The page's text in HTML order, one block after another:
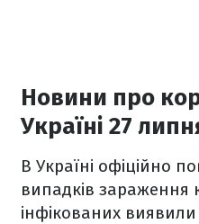
Новини про
Україні 27
В Україні офіційно
випадків зараження
інфікованих